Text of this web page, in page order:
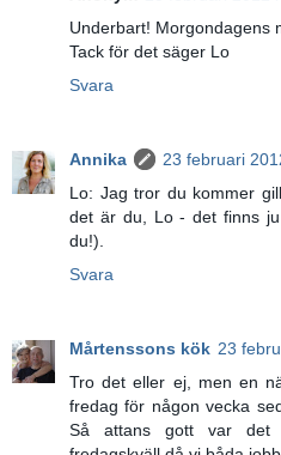
Underbart! Morgondagens
Tack för det säger Lo
Svara
Annika
23 februari
Lo: Jag tror du kommer
det är du, Lo - det finns
du!).
Svara
Mårtenssons kök 23
Tro det eller ej, men en
fredag för någon vecka
Så attans gott var det